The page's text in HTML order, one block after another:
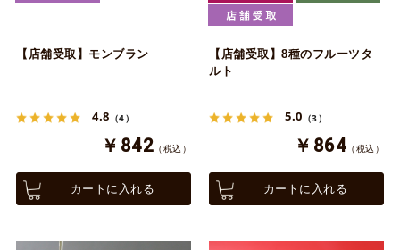
【店舗受取】モンブラン
4.8 （4）
￥842 （税込）
カートに入れる
【店舗受取】8種のフルーツタ
ルト
5.0 （3）
￥864 （税込）
カートに入れる